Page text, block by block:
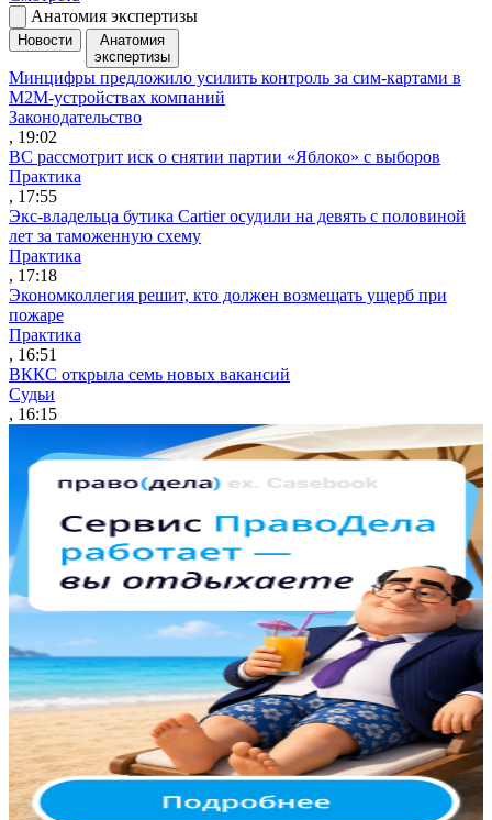
Анатомия экспертизы
Новости
Анатомия
экспертизы
Минцифры предложило усилить контроль за сим-картами в
M2M-устройствах компаний
Законодательство
, 19:02
ВС рассмотрит иск о снятии партии «Яблоко» с выборов
Практика
, 17:55
Экс-владельца бутика Cartier осудили на девять с половиной
лет за таможенную схему
Практика
, 17:18
Экономколлегия решит, кто должен возмещать ущерб при
пожаре
Практика
, 16:51
ВККС открыла семь новых вакансий
Судьи
, 16:15